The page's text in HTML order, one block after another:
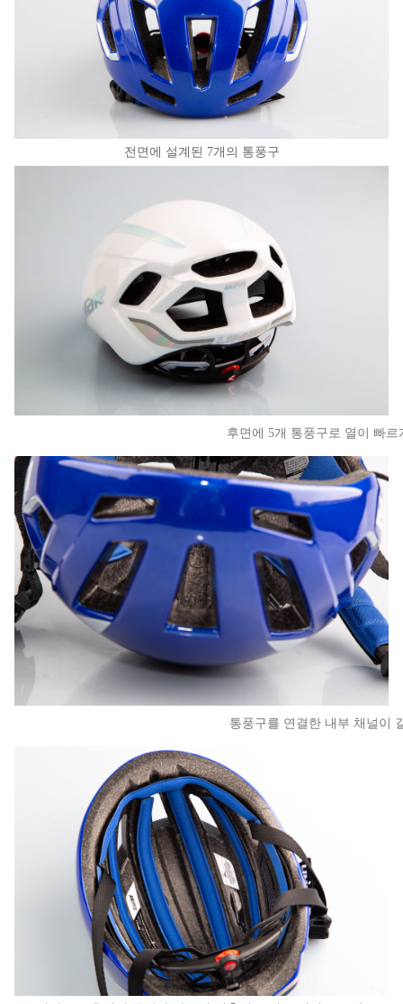
전면에 설계된 7개의 통풍구
후면에 5개 통풍구로 열이 빠르
통풍구를 연결한 내부 채널이